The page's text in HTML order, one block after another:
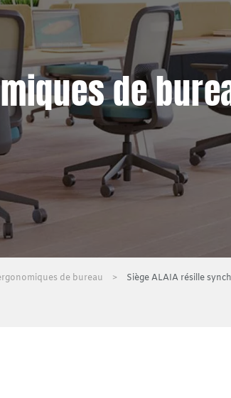
de
de bureau Siège ALAIA résille